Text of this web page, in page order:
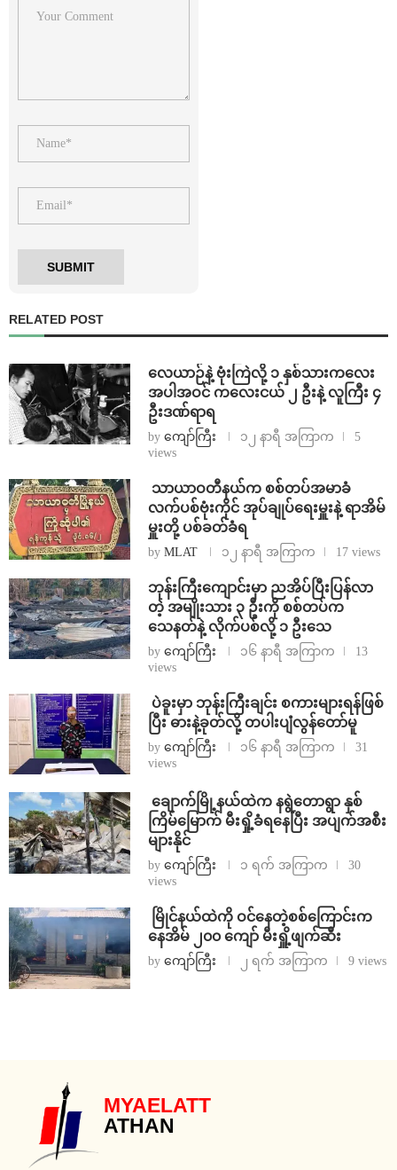
RELATED POST
⁨လေယာဉ်နဲ့ ဗုံးကြဲလို့ ၁ နှစ်သားကလေး
အပါအဝင် ကလေးငယ် ၂ ဦးနဲ့ လူကြီး ၄
ဦးဒဏ်ရာရ
by ကျော်ကြီး ၁၂ နာရီ အကြာက
5
views
⁩ ⁨သာယာဝတီနယ်က စစ်တပ်အမာခံ
လက်ပစ်ဗုံးကိုင် အုပ်ချုပ်ရေးမှူးနဲ့ ရာအိမ်
မှူးတို့ ပစ်ခတ်ခံရ
by MLAT ၁၂ နာရီ အကြာက 17 views
ဘုန်းကြီးကျောင်းမှာ ညအိပ်ပြီးပြန်လာ
တဲ့ အမျိုးသား ၃ ဦးကို စစ်တပ်က
သေနတ်နဲ့ လိုက်ပစ်လို့ ၁ ဦးသေ
by ကျော်ကြီး ၁၆ နာရီ အကြာက
13
views
⁩ ⁨ပဲခူးမှာ ဘုန်းကြီးချင်း စကားများရန်ဖြစ်
ပြီး ဓားနဲ့ခုတ်လို့ တပါးပျံလွန်တော်မူ
by ကျော်ကြီး ၁၆ နာရီ အကြာက
31
views
⁩ ⁨ချောက်မြို့နယ်ထဲက နရွဲတောရွာ နှစ်
ကြိမ်မြောက် မီးရှို့ခံရနေပြီး အပျက်အစီး
များနိုင်
by ကျော်ကြီး ၁ ရက် အကြာက
30
views
⁩ ⁨မြိုင်နယ်ထဲကို ဝင်နေတဲ့စစ်ကြောင်းက
နေအိမ် ၂၀၀ ကျော် မီးရှိူ့ဖျက်ဆီး
by ကျော်ကြီး ၂ ရက် အကြာက 9 views
MYAELATT
ATHAN